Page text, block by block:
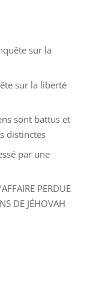
sur la
sur la liberté
sont battus et
distinctes
par une
PERDUE
DE JÉHOVAH